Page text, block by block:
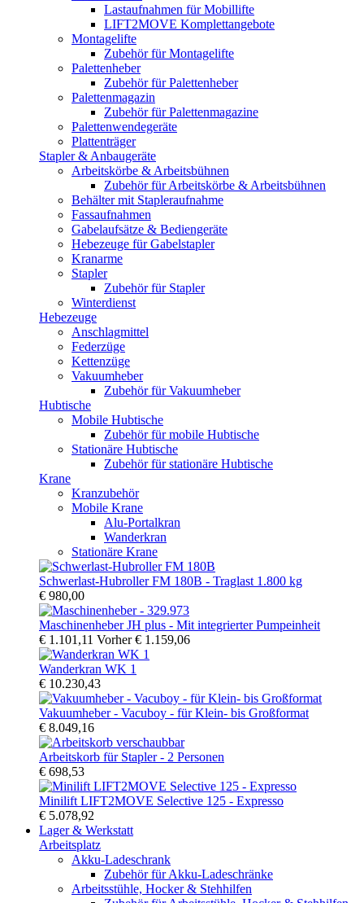
Lastaufnahmen für Mobillifte
LIFT2MOVE Komplettangebote
Montagelifte
Zubehör für Montagelifte
Palettenheber
Zubehör für Palettenheber
Palettenmagazin
Zubehör für Palettenmagazine
Palettenwendegeräte
Plattenträger
Stapler & Anbaugeräte
Arbeitskörbe & Arbeitsbühnen
Zubehör für Arbeitskörbe & Arbeitsbühnen
Behälter mit Stapleraufnahme
Fassaufnahmen
Gabelaufsätze & Bediengeräte
Hebezeuge für Gabelstapler
Kranarme
Stapler
Zubehör für Stapler
Winterdienst
Hebezeuge
Anschlagmittel
Federzüge
Kettenzüge
Vakuumheber
Zubehör für Vakuumheber
Hubtische
Mobile Hubtische
Zubehör für mobile Hubtische
Stationäre Hubtische
Zubehör für stationäre Hubtische
Krane
Kranzubehör
Mobile Krane
Alu-Portalkran
Wanderkran
Stationäre Krane
Schwerlast-Hubroller FM 180B - Traglast 1.800 kg
€ 980,00
Maschinenheber JH plus - Mit integrierter Pumpeinheit
€ 1.101,11 Vorher€ 1.159,06
Wanderkran WK 1
€ 10.230,43
Vakuumheber - Vacuboy - für Klein- bis Großformat
€ 8.049,16
Arbeitskorb für Stapler - 2 Personen
€ 698,53
Minilift LIFT2MOVE Selective 125 - Expresso
€ 5.078,92
Lager & Werkstatt
Arbeitsplatz
Akku-Ladeschrank
Zubehör für Akku-Ladeschränke
Arbeitsstühle, Hocker & Stehhilfen